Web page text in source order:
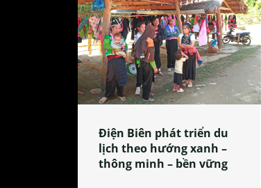
Điện Biên phát triển du
lịch theo hướng xanh –
thông minh – bền vững